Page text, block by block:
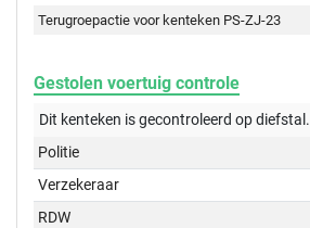
Terugroepactie voor kenteken PS-ZJ-23
Gestolen voertuig controle
Dit kenteken is gecontroleerd opdiefstal.
Politie
Verzekeraar
RDW